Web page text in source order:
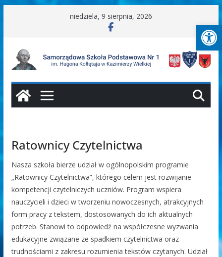
niedziela, 9 sierpnia, 2026
Ratownicy Czytelnictwa
Nasza szkoła bierze udział w ogólnopolskim programie
„Ratownicy Czytelnictwa”, którego celem jest rozwijanie
kompetencji czytelniczych uczniów. Program wspiera
nauczycieli i dzieci w tworzeniu nowoczesnych, atrakcyjnych
form pracy z tekstem, dostosowanych do ich aktualnych
potrzeb. Stanowi to odpowiedź na współczesne wyzwania
edukacyjne związane ze spadkiem czytelnictwa oraz
trudnościami z zakresu rozumienia tekstów czytanych. Udział